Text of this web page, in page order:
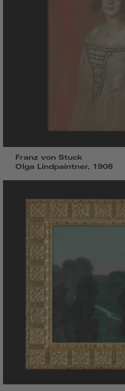
Franz von Stuck
Olga Lindpaintner, 1908